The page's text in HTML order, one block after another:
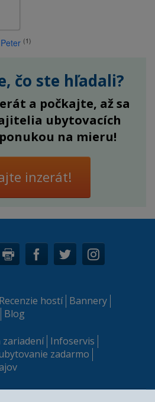
(1)
čo ste hľadali?
a počkajte, až sa
ubytovacích
na mieru!
inzerát!
Recenzie hostí Bannery
Blog
zariadení Infoservis
zadarmo